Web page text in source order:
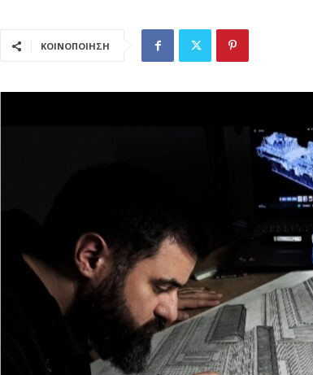
ΚΟΙΝΟΠΟΙΗΣΗ